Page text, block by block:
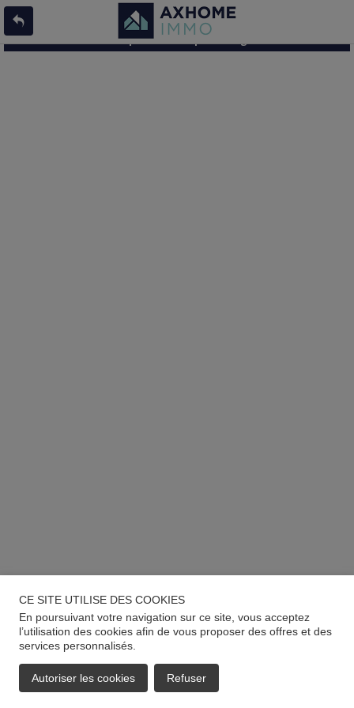
L'offre 8637513 n'existe pas ou n'est plus en ligne
CE SITE UTILISE DES COOKIES
En poursuivant votre navigation sur ce site, vous acceptez
l’utilisation des cookies afin de vous proposer des offres et des
services personnalisés.
Autoriser les cookies Refuser